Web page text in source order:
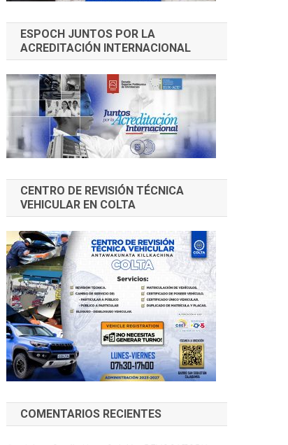
ESPOCH JUNTOS POR LA
ACREDITACIÓN INTERNACIONAL
CENTRO DE REVISIÓN TÉCNICA
VEHICULAR EN COLTA
COMENTARIOS RECIENTES